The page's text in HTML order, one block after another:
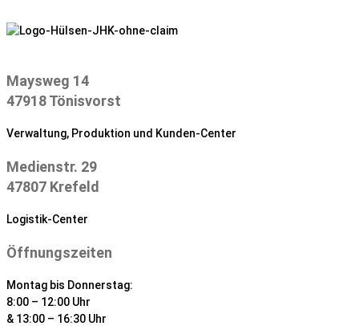
Inhalt
Maysweg 14
47918 Tönisvorst
Verwaltung, Produktion und Kunden-Center
Medienstr. 29
47807 Krefeld
Logistik-Center
Öffnungszeiten
Montag bis Donnerstag:
8:00 – 12:00 Uhr
& 13:00 – 16:30 Uhr